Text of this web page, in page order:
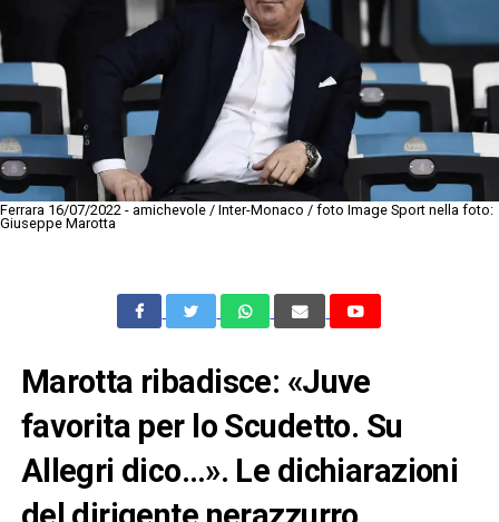
Ferrara 16/07/2022 - amichevole / Inter-Monaco / foto Image Sport nella foto:
Giuseppe Marotta
Marotta ribadisce: «Juve
favorita per lo Scudetto. Su
Allegri dico…». Le dichiarazioni